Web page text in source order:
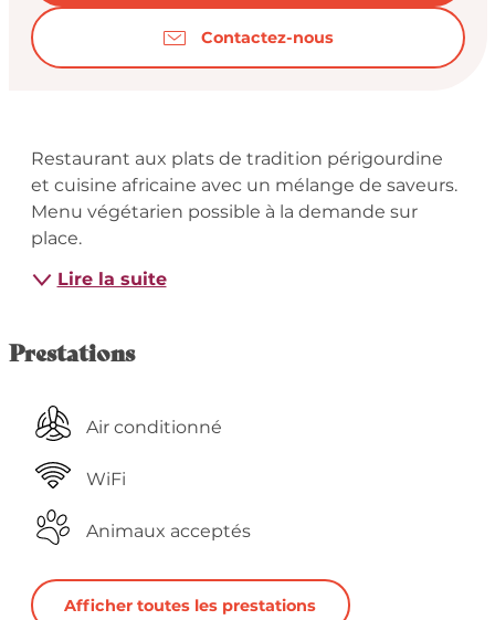
Contactez-nous
Description
Restaurant aux plats de tradition périgourdine
et cuisine africaine avec un mélange de saveurs.
Menu végétarien possible à la demande sur
place.
Lire la suite
Prestations
Air conditionné
WiFi
Animaux acceptés
Afficher toutes les prestations